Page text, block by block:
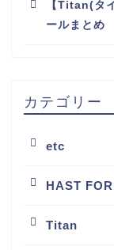
【Titan(タ
ールまとめ
カテゴリー
etc
HAST
Titan